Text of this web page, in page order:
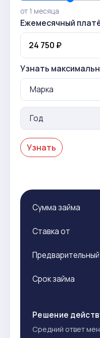
от 1 месяца
Ежемесячный
Узнать
Узнать
Сумма займа
Ставка от
Срок займа
Решение
Средний ответ